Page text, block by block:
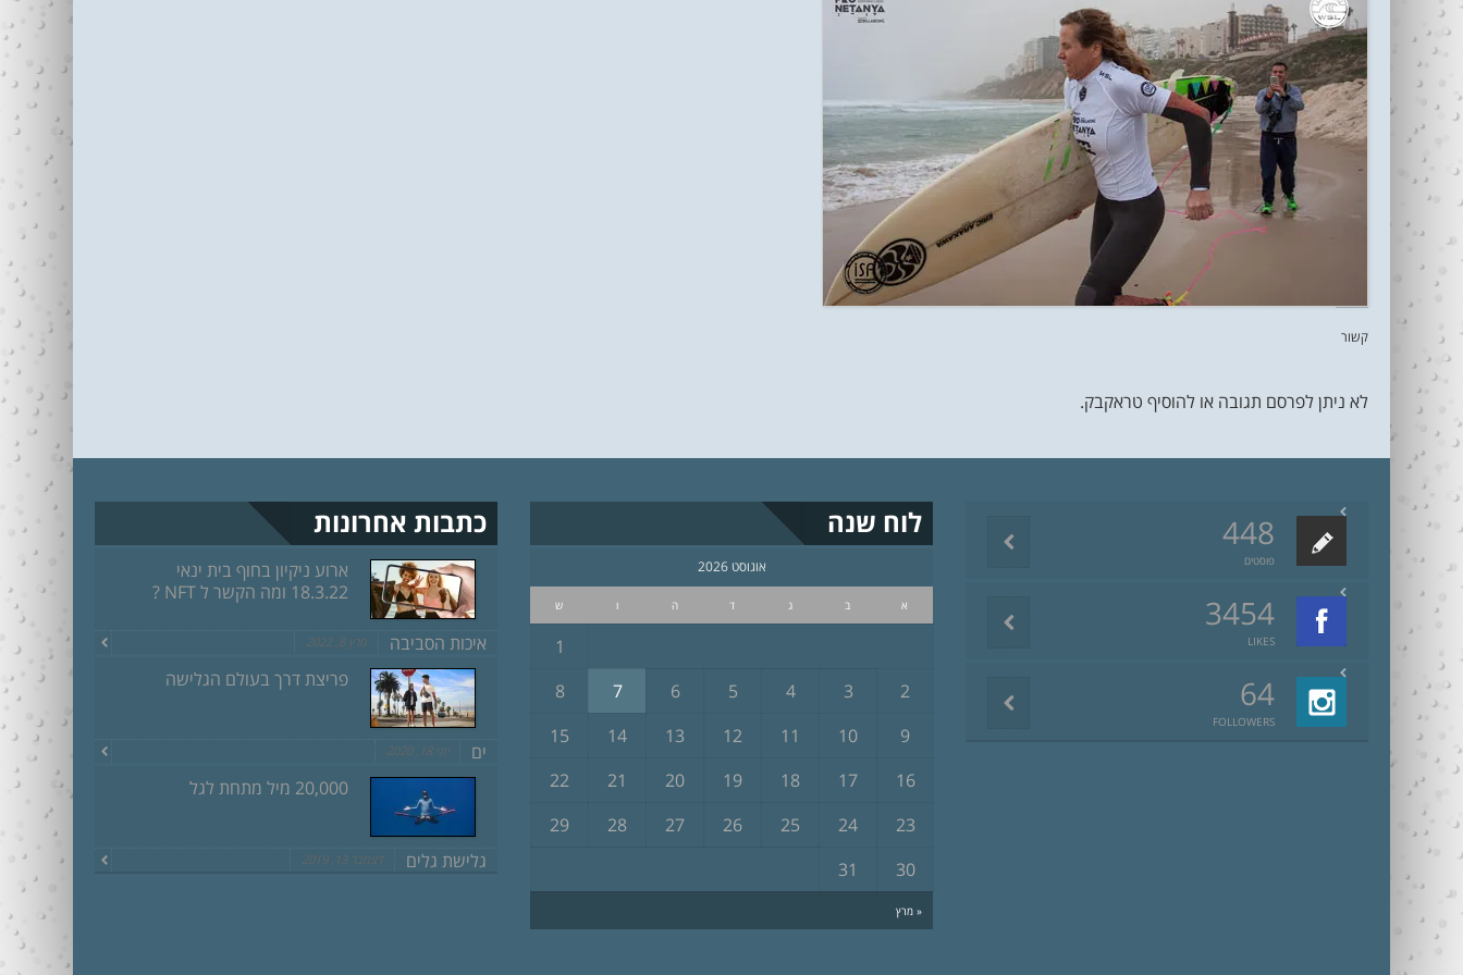
קשור
לא ניתן לפרסם תגובה או להוסיף טראקבק.
448
פוסטים
3454
LIKES
64
FOLLOWERS
לוח שנה
אוגוסט 2026
א ב ג ד ה ו ש
« מרץ
1
2
3
4
5
6
7
8
9
10
11
12
13
14
15
16
17
18
19
20
21
22
23
24
25
26
27
28
29
30
31
כתבות אחרונות
ארוע ניקיון בחוף בית ינאי
18.3.22 ומה הקשר ל NFT ?
איכות הסביבה מרץ 8, 2022
פריצת דרך בעולם הגלישה
ים יוני 18, 2020
20,000 מיל מתחת לגל
גלישת גלים דצמבר 13, 2019